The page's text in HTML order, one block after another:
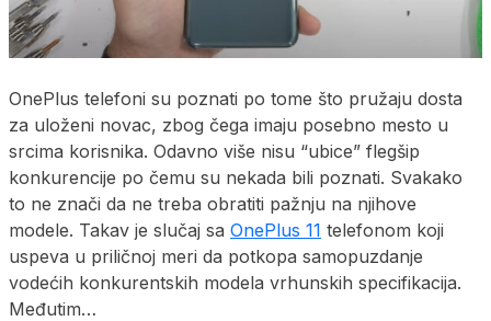
OnePlus telefoni su poznati po tome što pružaju dosta
za uloženi novac, zbog čega imaju posebno mesto u
srcima korisnika. Odavno više nisu “ubice” flegšip
konkurencije po čemu su nekada bili poznati. Svakako
to ne znači da ne treba obratiti pažnju na njihove
modele. Takav je slučaj sa OnePlus 11 telefonom koji
uspeva u priličnoj meri da potkopa samopuzdanje
vodećih konkurentskih modela vrhunskih specifikacija.
Međutim…